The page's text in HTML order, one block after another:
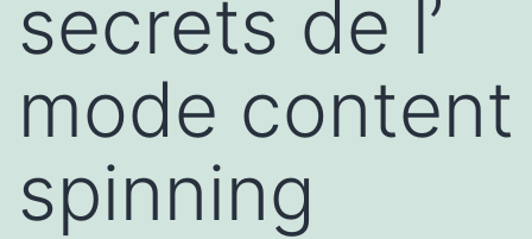
secrets de l’
mode content
spinning